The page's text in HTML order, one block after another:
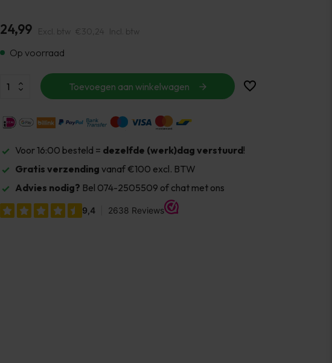
24,99 Excl. btw €30,24 Incl. btw
Op voorraad
Toevoegen aan winkelwagen
Voor 16:00 besteld = dezelfde (werk)dag verstuurd!
Gratis verzending vanaf €100 excl. BTW
Advies nodig? Bel 074-2505509 of chat met ons